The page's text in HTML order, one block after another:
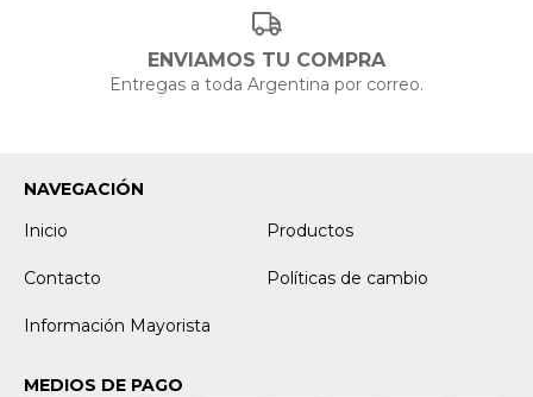
ENVIAMOS TU COMPRA
Entregas a toda Argentina por correo.
NAVEGACIÓN
Inicio
Productos
Contacto Políticas de cambio
Información Mayorista
MEDIOS DE PAGO